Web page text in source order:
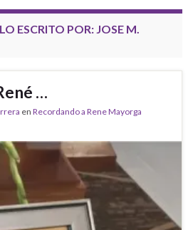
ESCRITO POR: JOSE M.
…
en Recordando a Rene Mayorga